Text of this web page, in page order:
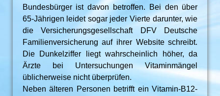
Bundesbürger ist davon betroffen. Bei den über
65-Jährigen leidet sogar jeder Vierte darunter, wie
die Versicherungsgesellschaft DFV Deutsche
Familienversicherung auf ihrer Website schreibt.
Die Dunkelziffer liegt wahrscheinlich höher, da
Ärzte bei Untersuchungen Vitaminmängel
üblicherweise nicht überprüfen.
Neben älteren Personen betrifft ein Vitamin-B12-